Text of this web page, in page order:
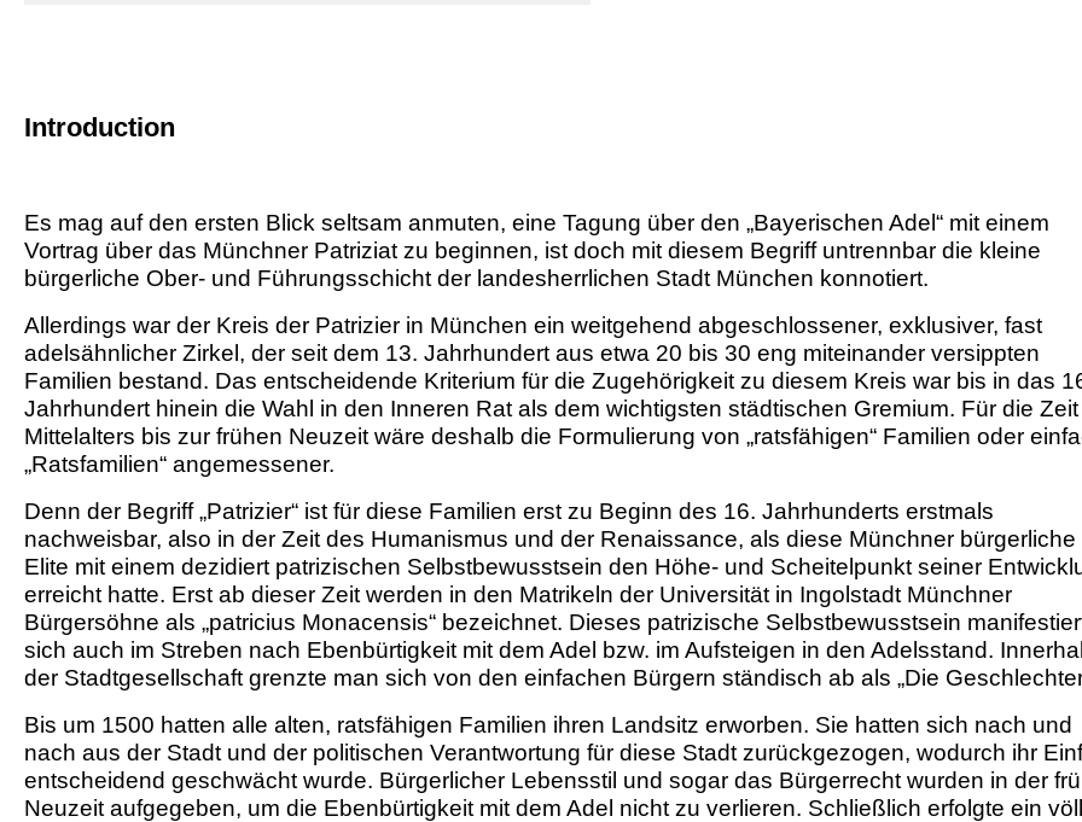
Introduction
Es mag auf den ersten Blick seltsam anmuten, eine Tagung über den „Bayerischen Adel“ mit einem
Vortrag über das Münchner Patriziat zu beginnen, ist doch mit diesem Begriff untrennbar die kleine
bürgerliche Ober- und Führungsschicht der landesherrlichen Stadt München konnotiert.
Allerdings war der Kreis der Patrizier in München ein weitgehend abgeschlossener, exklusiver, fast
adelsähnlicher Zirkel, der seit dem 13. Jahrhundert aus etwa 20 bis 30 eng miteinander versippten
Familien bestand. Das entscheidende Kriterium für die Zugehörigkeit zu diesem Kreis war bis in das
Jahrhundert hinein die Wahl in den Inneren Rat als dem wichtigsten städtischen Gremium. Für die
Mittelalters bis zur frühen Neuzeit wäre deshalb die Formulierung von „ratsfähigen“ Familien oder
„Ratsfamilien“ angemessener.
Denn der Begriff „Patrizier“ ist für diese Familien erst zu Beginn des 16. Jahrhunderts erstmals
nachweisbar, also in der Zeit des Humanismus und der Renaissance, als diese Münchner bürgerliche
Elite mit einem dezidiert patrizischen Selbstbewusstsein den Höhe- und Scheitelpunkt seiner
erreicht hatte. Erst ab dieser Zeit werden in den Matrikeln der Universität in Ingolstadt Münchner
Bürgersöhne als „patricius Monacensis“ bezeichnet. Dieses patrizische Selbstbewusstsein
sich auch im Streben nach Ebenbürtigkeit mit dem Adel bzw. im Aufsteigen in den Adelsstand.
der Stadtgesellschaft grenzte man sich von den einfachen Bürgern ständisch ab als „Die
Bis um 1500 hatten alle alten, ratsfähigen Familien ihren Landsitz erworben. Sie hatten sich nach und
nach aus der Stadt und der politischen Verantwortung für diese Stadt zurückgezogen, wodurch ihr
entscheidend geschwächt wurde. Bürgerlicher Lebensstil und sogar das Bürgerrecht wurden in der
Neuzeit aufgegeben, um die Ebenbürtigkeit mit dem Adel nicht zu verlieren. Schließlich erfolgte ein